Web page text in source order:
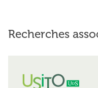
Recherches